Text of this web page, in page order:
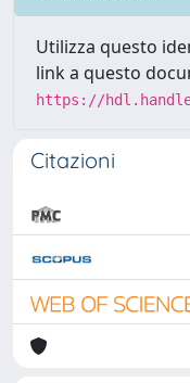
Utilizza questo
link a questo
https://
Citazioni